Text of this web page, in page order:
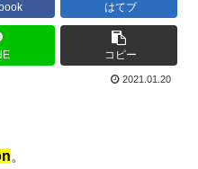
はてブ
コピー
2021.01.20
。